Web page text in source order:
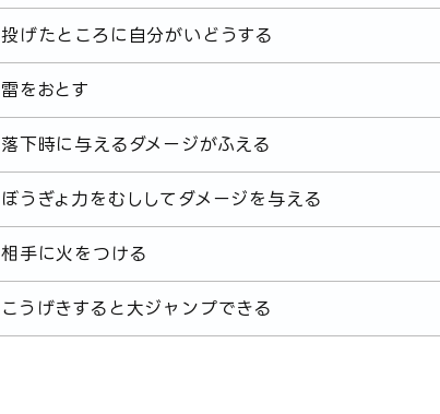
投げたところに自分がいどうする
雷をおとす
落下時に与えるダメージがふえる
ぼうぎょ力をむししてダメージを与える
相手に火をつける
こうげきすると大ジャンプできる